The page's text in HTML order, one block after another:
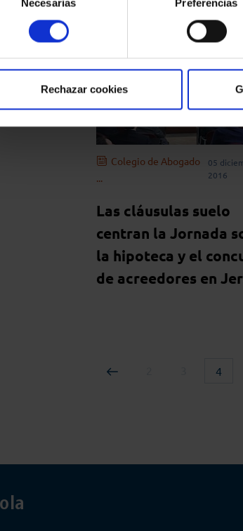
Necesarias Preferencias
Rechazar cookies
Colegio de Abogado
...
05
2016
Las cláusulas suelo
centran la Jornada
la hipoteca y el
de acreedores en
4